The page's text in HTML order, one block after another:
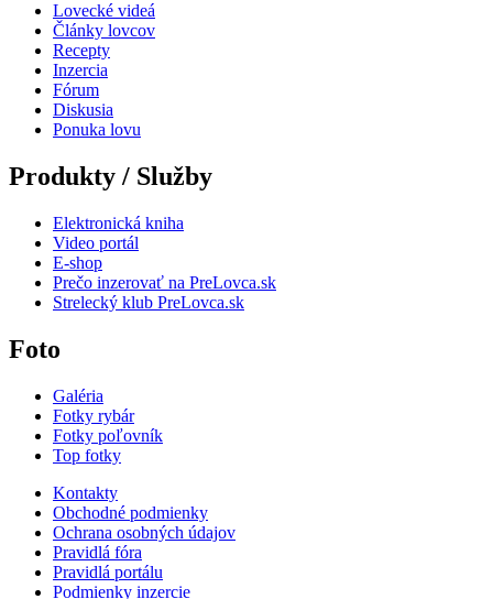
Lovecké videá
Články lovcov
Recepty
Inzercia
Fórum
Diskusia
Ponuka lovu
Produkty / Služby
Elektronická kniha
Video portál
E-shop
Prečo inzerovať na PreLovca.sk
Strelecký klub PreLovca.sk
Foto
Galéria
Fotky rybár
Fotky poľovník
Top fotky
Kontakty
Obchodné podmienky
Ochrana osobných údajov
Pravidlá fóra
Pravidlá portálu
Podmienky inzercie